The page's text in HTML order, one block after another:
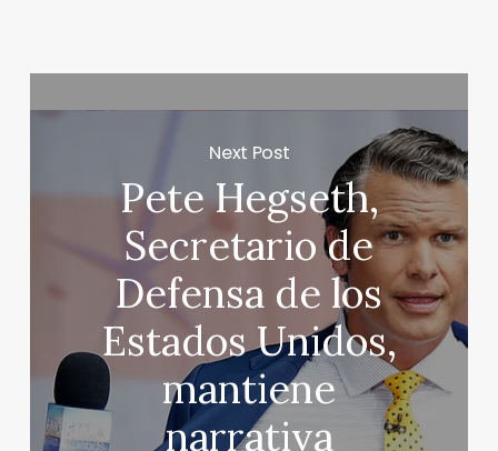
Next Post
Pete Hegseth,
Secretario de
Defensa de los
Estados Unidos,
mantiene
narrativa